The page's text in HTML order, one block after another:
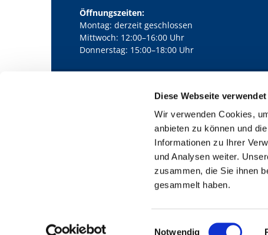
Diese Webseite
Wir verwenden Cookies,
anbieten zu können und
Informationen zu Ihrer
und Analysen weiter.
zusammen, die Sie ihnen
gesammelt haben.
Notwendig
Öffnungszeiten:
Montag: derzeit geschlossen
Mittwoch: 12:00–16:00 Uhr
Donnerstag: 15:00–18:00 Uhr
Kath. Kirchengemeinde Pfarrei